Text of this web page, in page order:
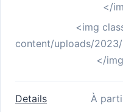
</
<img
content/uploads/
</
Details À